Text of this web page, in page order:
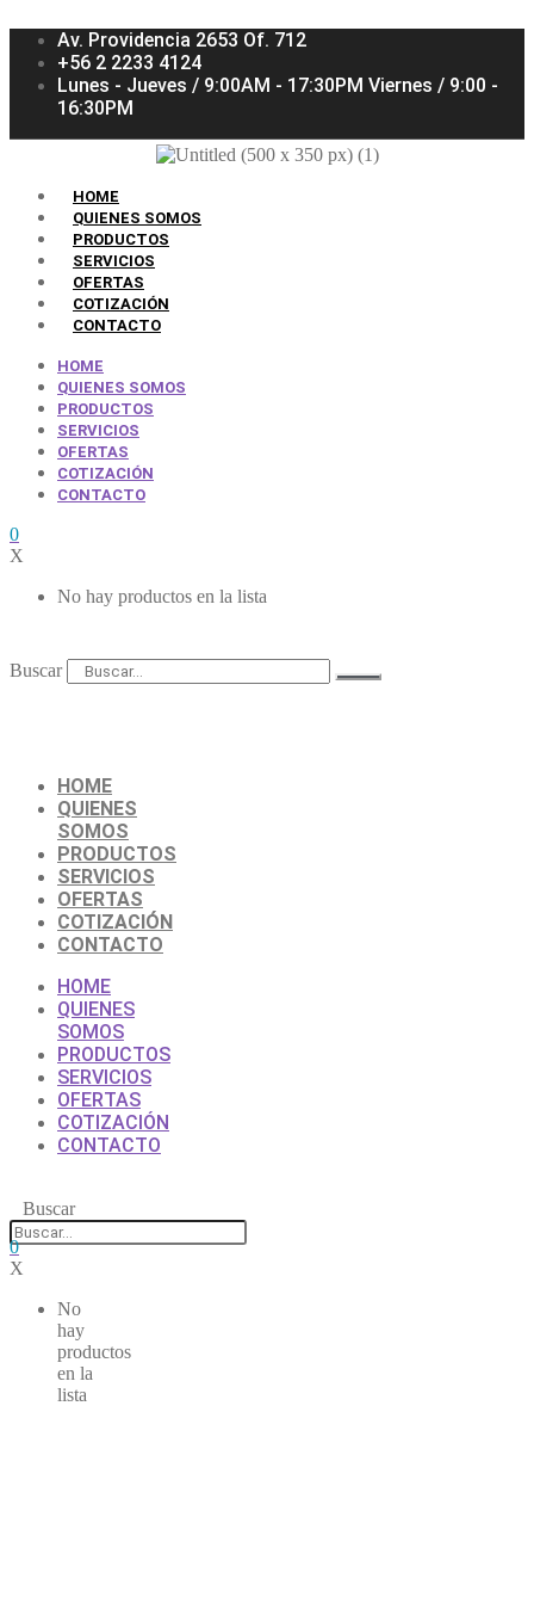
Av. Providencia 2653 Of. 712
+56 2 2233 4124
Lunes - Jueves / 9:00AM - 17:30PM Viernes / 9:00 -
16:30PM
HOME
QUIENES SOMOS
PRODUCTOS
SERVICIOS
OFERTAS
COTIZACIÓN
CONTACTO
HOME
QUIENES SOMOS
PRODUCTOS
SERVICIOS
OFERTAS
COTIZACIÓN
CONTACTO
0
X
No hay productos en la lista
Buscar
HOME
QUIENES
SOMOS
PRODUCTOS
SERVICIOS
OFERTAS
COTIZACIÓN
CONTACTO
HOME
QUIENES
SOMOS
PRODUCTOS
SERVICIOS
OFERTAS
COTIZACIÓN
CONTACTO
Buscar
0
X
No
hay
productos
en la
lista